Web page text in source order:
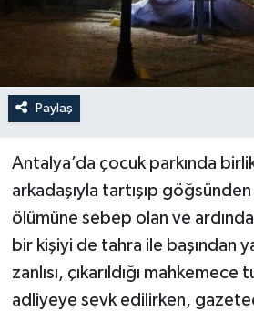
Paylaş
Antalya’da çocuk parkında
arkadaşıyla tartışıp
ölümüne sebep olan ve
bir kişiyi de tahra ile başından
zanlısı, çıkarıldığı mahkemece
adliyeye sevk edilirken,